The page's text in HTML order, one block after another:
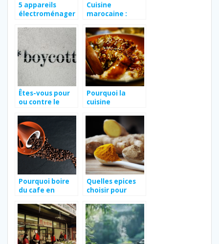
5 appareils
électroménager
Cuisine
marocaine :
sucré salé
Êtes-vous pour
ou contre le
Nestlé ?
Pourquoi la
cuisine
fascine-t-elle ?
Pourquoi boire
du cafe en
d’Ethiopie ?
Quelles epices
choisir pour
a votre viande ?